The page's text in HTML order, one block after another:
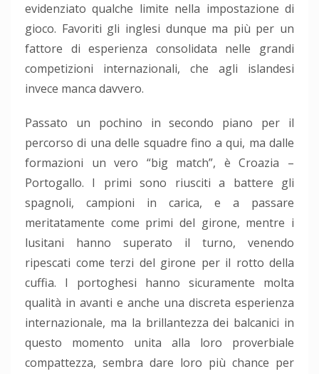
evidenziato qualche limite nella impostazione di
gioco. Favoriti gli inglesi dunque ma più per un
fattore di esperienza consolidata nelle grandi
competizioni internazionali, che agli islandesi
invece manca davvero.
Passato un pochino in secondo piano per il
percorso di una delle squadre fino a qui, ma dalle
formazioni un vero “big match”, è Croazia –
Portogallo. I primi sono riusciti a battere gli
spagnoli, campioni in carica, e a passare
meritatamente come primi del girone, mentre i
lusitani hanno superato il turno, venendo
ripescati come terzi del girone per il rotto della
cuffia. I portoghesi hanno sicuramente molta
qualità in avanti e anche una discreta esperienza
internazionale, ma la brillantezza dei balcanici in
questo momento unita alla loro proverbiale
compattezza, sembra dare loro più chance per